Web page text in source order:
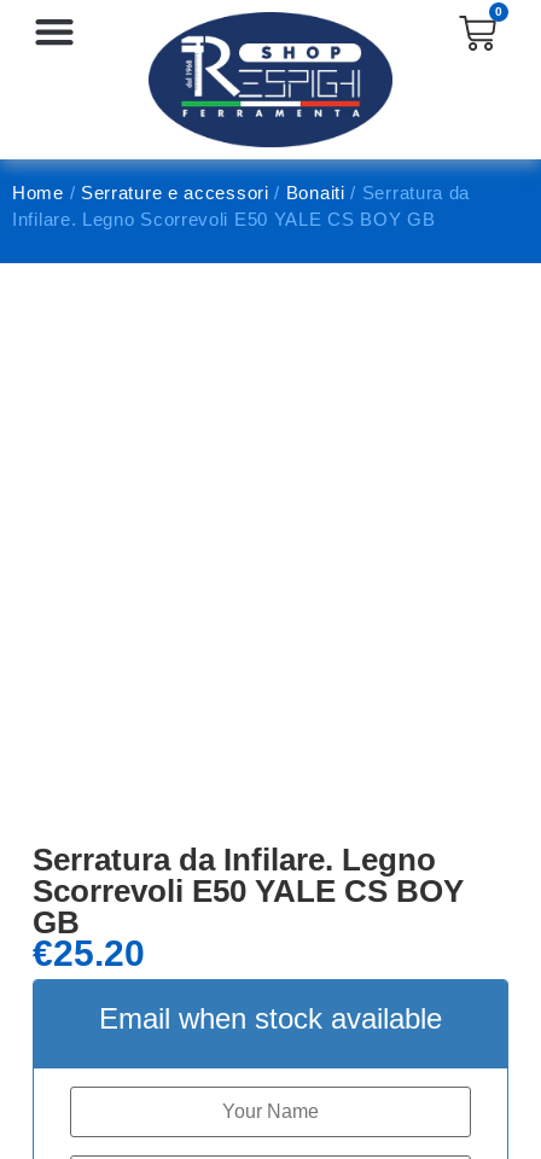
0
Home / Serrature e accessori / Bonaiti / Serratura da
Infilare. Legno Scorrevoli E50 YALE CS BOY GB
Serratura da Infilare. Legno
Scorrevoli E50 YALE CS BOY
GB
€25.20
Email when stock available